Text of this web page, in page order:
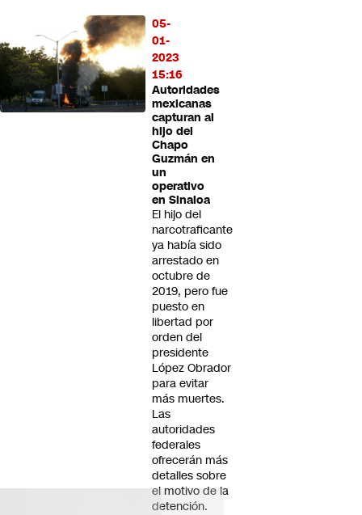
05-
01-
2023
15:16
Autoridades
mexicanas
capturan al
hijo del
Chapo
Guzmán en
un
operativo
en Sinaloa
El hijo del
narcotraficante
ya había sido
arrestado en
octubre de
2019, pero fue
puesto en
libertad por
orden del
presidente
López Obrador
para evitar
más muertes.
Las
autoridades
federales
ofrecerán más
detalles sobre
el motivo de la
detención.